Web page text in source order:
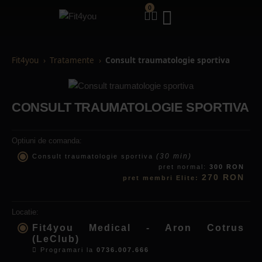
0
Fit4you Tratamente Consult traumatologie sportiva
CONSULT TRAUMATOLOGIE SPORTIVA
Optiuni de comanda:
Consult traumatologie sportiva (30 min)
pret normal:
300 RON
pret membri Elite: 270 RON
Locatie:
Fit4you Medical - Aron Cotrus
(LeClub)
Programari la 0736.007.666